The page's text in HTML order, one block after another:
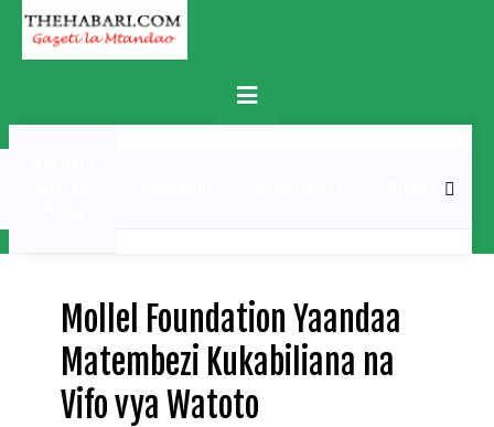
Skip
content
Primary
Menu
MICHEZO
Mollel Foundation Yaandaa
Matembezi Kukabiliana na
Vifo vya Watoto